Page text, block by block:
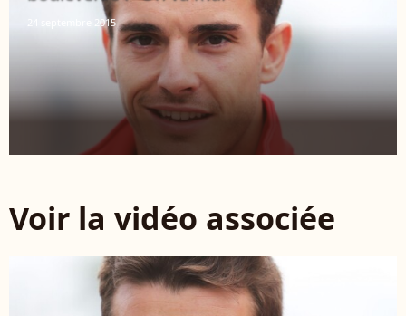
24 septembre 2015
Voir la vidéo associée